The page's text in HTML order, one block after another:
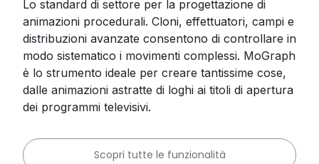
Lo standard di settore per la progettazione di
animazioni procedurali. Cloni, effettuatori, campi e
distribuzioni avanzate consentono di controllare in
modo sistematico i movimenti complessi. MoGraph
è lo strumento ideale per creare tantissime cose,
dalle animazioni astratte di loghi ai titoli di apertura
dei programmi televisivi.
Scopri tutte le funzionalità